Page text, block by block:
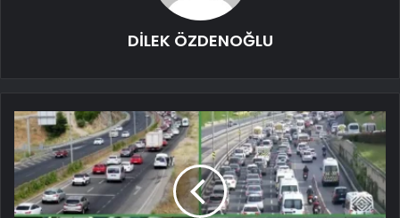
DİLEK ÖZDENOĞLU